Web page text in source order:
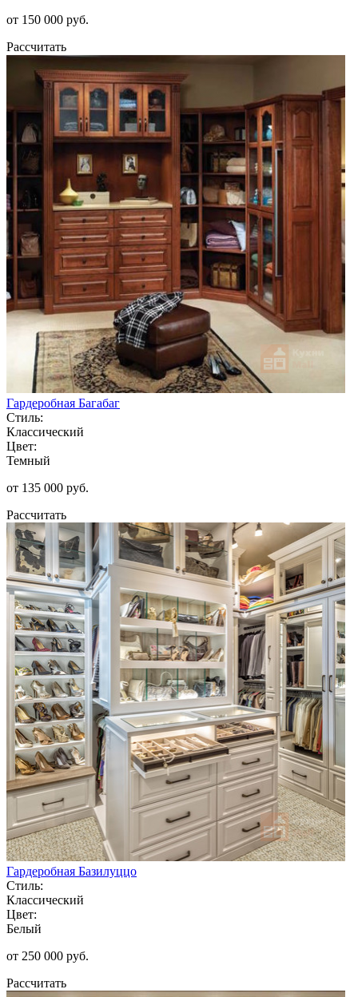
от 150 000 руб.
Рассчитать
Гардеробная Багабаг
Стиль:
Классический
Цвет:
Темный
от 135 000 руб.
Рассчитать
Гардеробная Базилуццо
Стиль:
Классический
Цвет:
Белый
от 250 000 руб.
Рассчитать